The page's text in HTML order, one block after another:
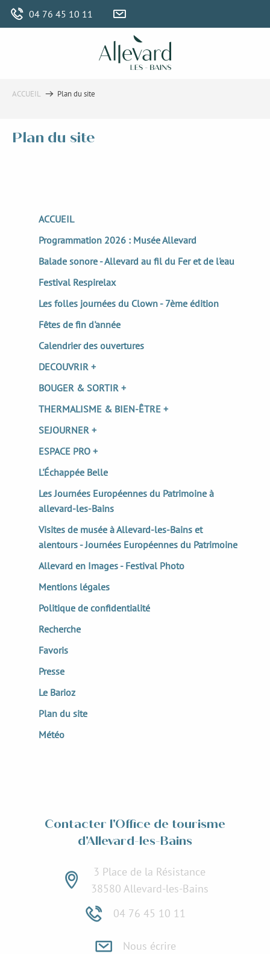
Aller
04 76 45 10 11
ACCUEIL Plan du site
Plan du site
ACCUEIL
Programmation 2026 : Musée Allevard
Balade sonore - Allevard au fil du Fer et de l'eau
Festival Respirelax
Les folles journées du Clown - 7ème édition
Fêtes de fin d'année
Calendrier des ouvertures
DECOUVRIR +
BOUGER & SORTIR +
THERMALISME & BIEN-ÊTRE +
SEJOURNER +
ESPACE PRO +
L'Échappée Belle
Les Journées Européennes du Patrimoine à
allevard-les-Bains
Visites de musée à Allevard-les-Bains et
alentours - Journées Européennes du Patrimoine
Allevard en Images - Festival Photo
Mentions légales
Politique de confidentialité
Recherche
Favoris
Presse
Le Barioz
Plan du site
Météo
Contacter l'Office de tourisme
d'Allevard-les-Bains
3 Place de la Résistance
38580 Allevard-les-Bains
04 76 45 10 11
Nous écrire